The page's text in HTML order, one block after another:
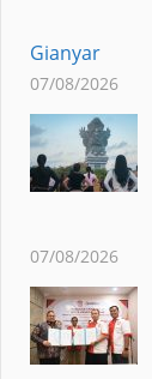
Gianyar
07/08/2026
07/08/2026